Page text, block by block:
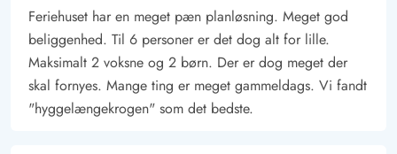
Feriehuset har en meget pæn planløsning. Meget god
beliggenhed. Til 6 personer er det dog alt for lille.
Maksimalt 2 voksne og 2 børn. Der er dog meget der
skal fornyes. Mange ting er meget gammeldags. Vi fandt
"hyggelængekrogen" som det bedste.